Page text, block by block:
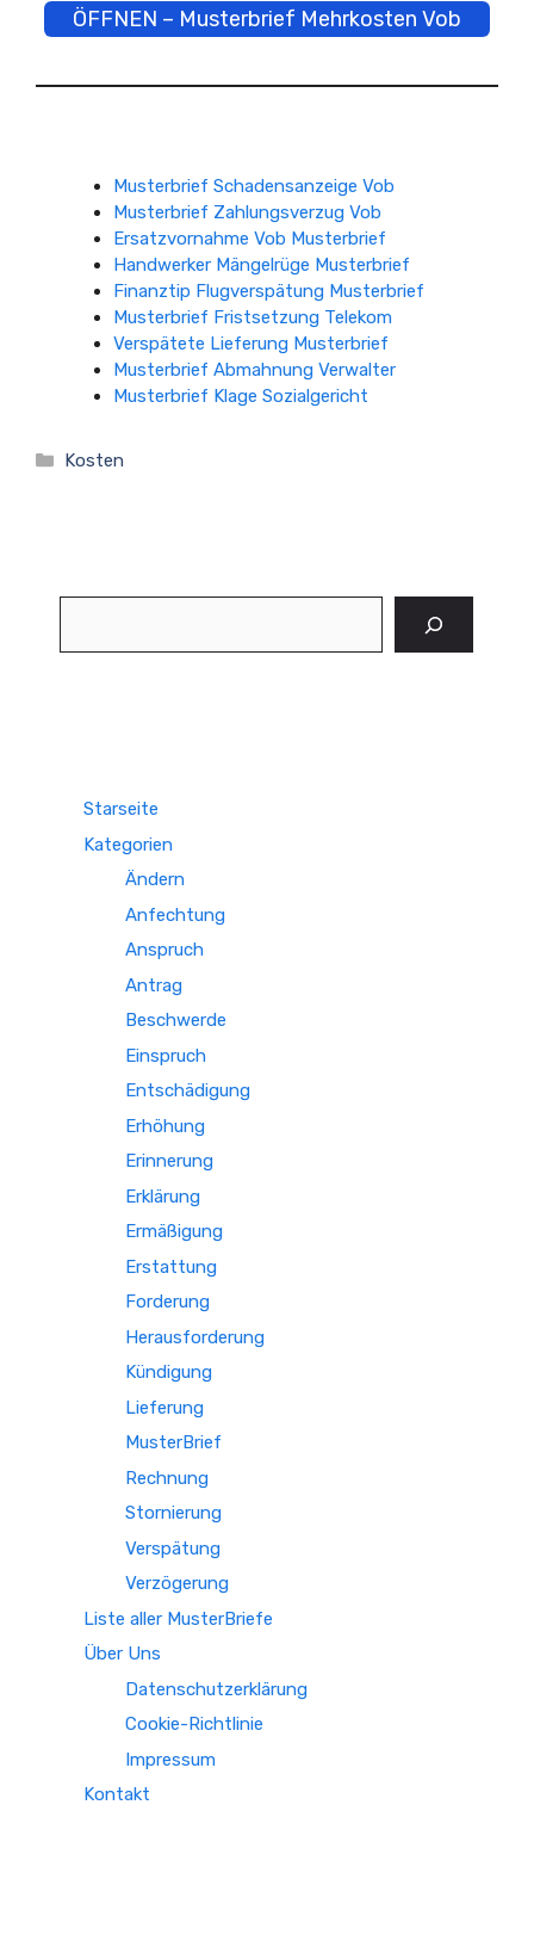
ÖFFNEN – Musterbrief Mehrkosten Vob
Musterbrief Schadensanzeige Vob
Musterbrief Zahlungsverzug Vob
Ersatzvornahme Vob Musterbrief
Handwerker Mängelrüge Musterbrief
Finanztip Flugverspätung Musterbrief
Musterbrief Fristsetzung Telekom
Verspätete Lieferung Musterbrief
Musterbrief Abmahnung Verwalter
Musterbrief Klage Sozialgericht
Kategorien
Kosten
Starseite
Kategorien
Ändern
Anfechtung
Anspruch
Antrag
Beschwerde
Einspruch
Entschädigung
Erhöhung
Erinnerung
Erklärung
Ermäßigung
Erstattung
Forderung
Herausforderung
Kündigung
Lieferung
MusterBrief
Rechnung
Stornierung
Verspätung
Verzögerung
Liste aller MusterBriefe
Über Uns
Datenschutzerklärung
Cookie-Richtlinie
Impressum
Kontakt